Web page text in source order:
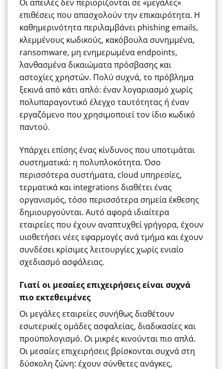
Οι απειλές δεν περιορίζονται σε «μεγάλες»
επιθέσεις που απασχολούν την επικαιρότητα. Η
καθημερινότητα περιλαμβάνει phishing emails,
κλεμμένους κωδικούς, κακόβουλα συνημμένα,
ransomware, μη ενημερωμένα endpoints,
λανθασμένα δικαιώματα πρόσβασης και
αστοχίες χρηστών. Πολύ συχνά, το πρόβλημα
ξεκινά από κάτι απλό: έναν λογαριασμό χωρίς
πολυπαραγοντικό έλεγχο ταυτότητας ή έναν
εργαζόμενο που χρησιμοποιεί τον ίδιο κωδικό
παντού.
Υπάρχει επίσης ένας κίνδυνος που υποτιμάται
συστηματικά: η πολυπλοκότητα. Όσο
περισσότερα συστήματα, cloud υπηρεσίες,
τερματικά και integrations διαθέτει ένας
οργανισμός, τόσο περισσότερα σημεία έκθεσης
δημιουργούνται. Αυτό αφορά ιδιαίτερα
εταιρείες που έχουν αναπτυχθεί γρήγορα, έχουν
υιοθετήσει νέες εφαρμογές ανά τμήμα και έχουν
συνδέσει κρίσιμες λειτουργίες χωρίς ενιαίο
σχεδιασμό ασφάλειας.
Γιατί οι μεσαίες επιχειρήσεις είναι συχνά
πιο εκτεθειμένες
Οι μεγάλες εταιρείες συνήθως διαθέτουν
εσωτερικές ομάδες ασφαλείας, διαδικασίες και
προϋπολογισμό. Οι μικρές κινούνται πιο απλά.
Οι μεσαίες επιχειρήσεις βρίσκονται συχνά στη
δύσκολη ζώνη: έχουν σύνθετες ανάγκες,